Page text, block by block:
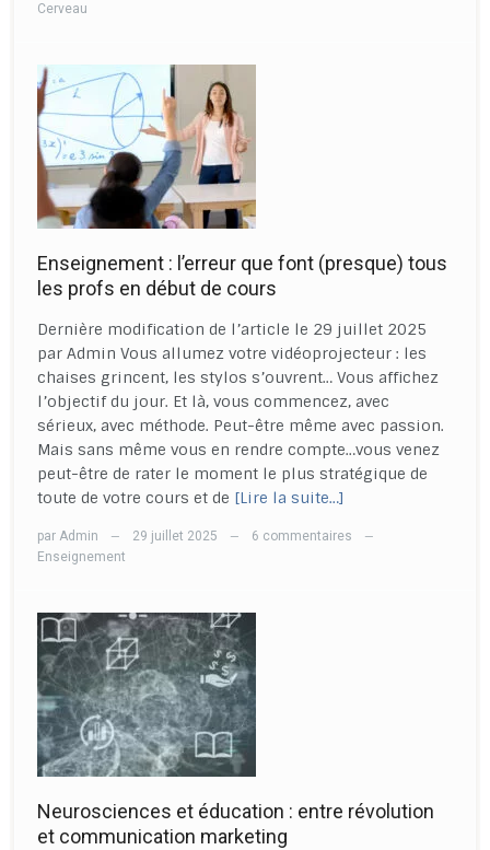
Cerveau
Enseignement : l’erreur que font (presque) tous
les profs en début de cours
Dernière modification de l’article le 29 juillet 2025
par Admin Vous allumez votre vidéoprojecteur : les
chaises grincent, les stylos s’ouvrent… Vous affichez
l’objectif du jour. Et là, vous commencez, avec
sérieux, avec méthode. Peut-être même avec passion.
Mais sans même vous en rendre compte…vous venez
peut-être de rater le moment le plus stratégique de
toute de votre cours et de [Lire la suite…]
par Admin — 29 juillet 2025 — 6 commentaires —
Enseignement
Neurosciences et éducation : entre révolution
et communication marketing